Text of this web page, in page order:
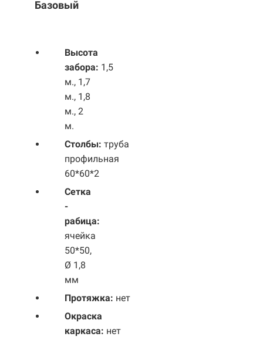
Базовый
Высота
забора: 1,5
м., 1,7
м., 1,8
м., 2
м.
Столбы: труба
профильная
60*60*2
Сетка
-
рабица:
ячейка
50*50,
Ø 1,8
мм
Протяжка: нет
Окраска
каркаса: нет